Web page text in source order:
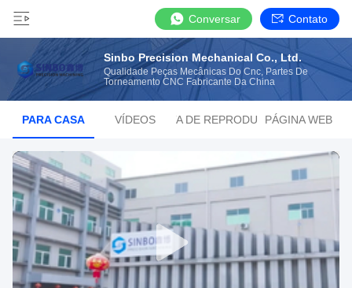
Conversar Contato
Sinbo Precision Mechanical Co., Ltd.
Qualidade Peças Mecânicas Do Cnc, Partes De
Torneamento CNC Fabricante Da China
PARA CASA VÍDEOSLISTA DE REPRODUÇÃOPÁGINA WEB